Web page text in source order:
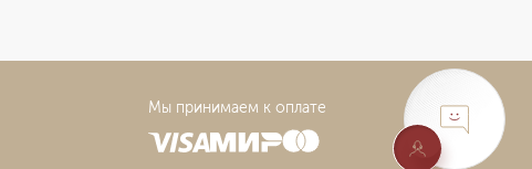
Мы принимаем к оплате